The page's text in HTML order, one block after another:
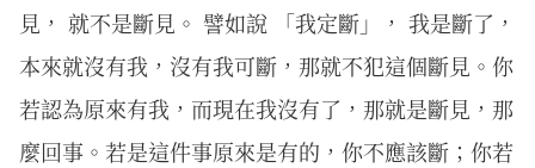
見， 就不是斷見。 譬如說 「我定斷」， 我是斷了，
本來就沒有我，沒有我可斷，那就不犯這個斷見。你
若認為原來有我，而現在我沒有了，那就是斷見，那
麼回事。若是這件事原來是有的，你不應該斷；你若